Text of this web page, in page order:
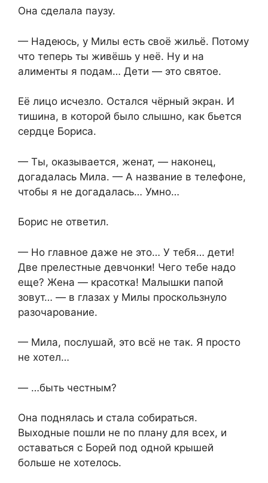
Она сделала паузу.
— Надеюсь, у Милы есть своё жильё. Потому
что теперь ты живёшь у неё. Ну и на
алименты я подам… Дети — это святое.
Её лицо исчезло. Остался чёрный экран. И
тишина, в которой было слышно, как бьется
сердце Бориса.
— Ты, оказывается, женат, — наконец,
догадалась Мила. — А название в телефоне,
чтобы я не догадалась… Умно…
Борис не ответил.
— Но главное даже не это… У тебя… дети!
Две прелестные девчонки! Чего тебе надо
еще? Жена — красотка! Малышки папой
зовут… — в глазах у Милы проскользнуло
разочарование.
— Мила, послушай, это всё не так. Я просто
не хотел…
— …быть честным?
Она поднялась и стала собираться.
Выходные пошли не по плану для всех, и
оставаться с Борей под одной крышей
больше не хотелось.